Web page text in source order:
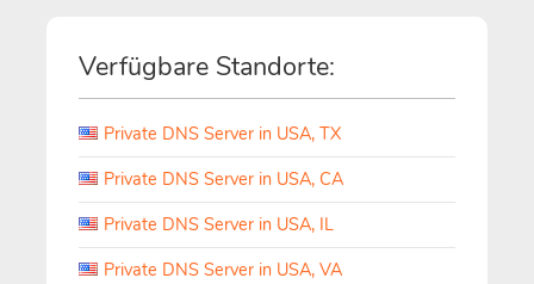
Verfügbare Standorte:
Private DNS Server in USA, TX
Private DNS Server in USA, CA
Private DNS Server in USA, IL
Private DNS Server in USA, VA